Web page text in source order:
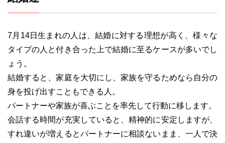
7月14日生まれの人は、結婚に対する理想が高く、様々な
タイプの人と付き合った上で結婚に至るケースが多いでし
ょう。
結婚すると、家庭を大切にし、家族を守るためなら自分の
身を投げ出すこともできる人。
パートナーや家族が喜ぶことを率先して行動に移します。
会話する時間が充実していると、精神的に安定しますが、
すれ違いが増えるとパートナーに相談ないまま、一人で決